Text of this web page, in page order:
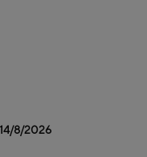
14/8/2026